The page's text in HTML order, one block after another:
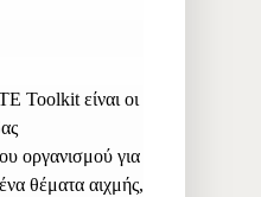
Toolkit είναι οι
οργανισμού για
θέματα αιχμής,